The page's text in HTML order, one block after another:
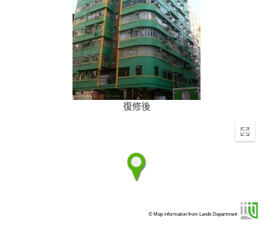
復修後
Enter
© Map information from Lands Department